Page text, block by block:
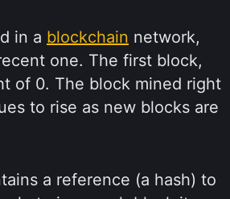
in a blockchain network,
one. The first block,
of 0. The block mined right
to rise as new blocks are
a reference (a hash) to